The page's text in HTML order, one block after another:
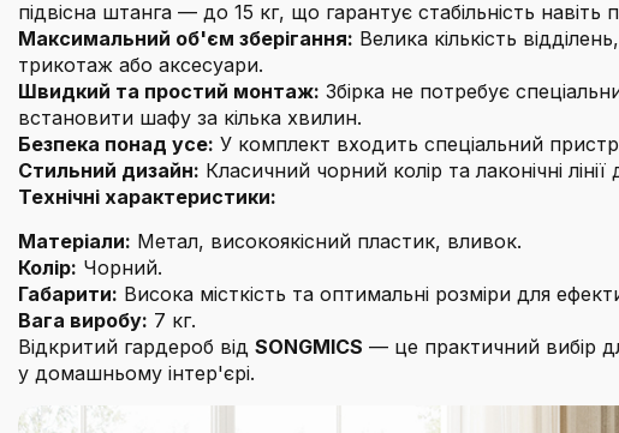
підвісна штанга — до 15 кг, що гарантує стабільність
Максимальний об'єм зберігання: Велика кількість
трикотаж або аксесуари.
Швидкий та простий монтаж: Збірка не потребує
встановити шафу за кілька хвилин.
Безпека понад усе: У комплект входить спеціальний
Стильний дизайн: Класичний чорний колір та лаконічні
Технічні характеристики:
Матеріали: Метал, високоякісний пластик, вливок.
Колір: Чорний.
Габарити: Висока місткість та оптимальні розміри для
Вага виробу: 7 кг.
Відкритий гардероб від SONGMICS — це практичний вибір
у домашньому інтер'єрі.